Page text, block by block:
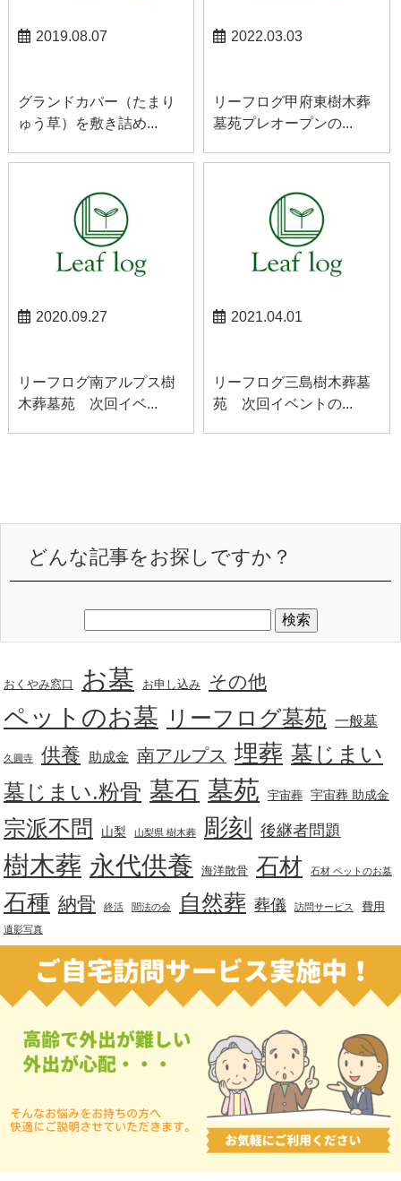
2019.08.07
グランドカバー（たまり
ゅう草）を敷き詰め...
2022.03.03
リーフログ甲府東樹木葬
墓苑プレオープンの...
2020.09.27
リーフログ南アルプス樹
木葬墓苑 次回イベ...
2021.04.01
リーフログ三島樹木葬墓
苑 次回イベントの...
どんな記事をお探しですか？
おくやみ窓口 お墓 お申し込み その他
ペットのお墓 リーフログ墓苑 一般墓
久圓寺 供養 助成金 南アルプス 埋葬 墓じまい
墓じまい.粉骨 墓石 墓苑 宇宙葬 宇宙葬 助成金
宗派不問 山梨 山梨県 樹木葬 彫刻 後継者問題
樹木葬 永代供養 海洋散骨 石材 石材 ペットのお墓
石種 納骨 終活 聞法の会 自然葬 葬儀 訪問サービス 費用
遺影写真